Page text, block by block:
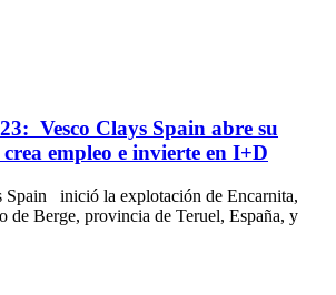
Vesco Clays Spain abre su
empleo e invierte en I+D
Spain inició la explotación de Encarnita,
de Berge, provincia de Teruel, España, y